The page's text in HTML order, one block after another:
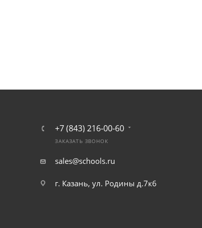
+7 (843) 216-00-60
ЗАКАЗАТЬ ЗВОНОК
sales@schools.ru
г. Казань, ул. Родины д.7к6